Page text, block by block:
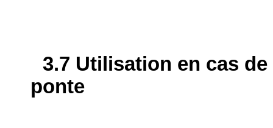
3.7 Utilisation en cas
ponte